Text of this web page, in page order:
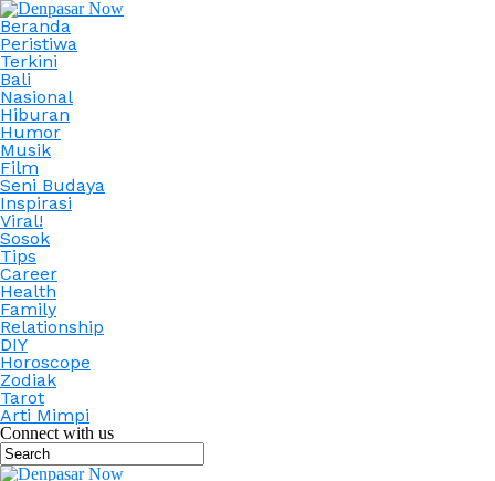
Beranda
Peristiwa
Terkini
Bali
Nasional
Hiburan
Humor
Musik
Film
Seni Budaya
Inspirasi
Viral!
Sosok
Tips
Career
Health
Family
Relationship
DIY
Horoscope
Zodiak
Tarot
Arti Mimpi
Connect with us